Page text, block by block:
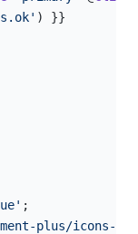
) }}
;
plus/icons-